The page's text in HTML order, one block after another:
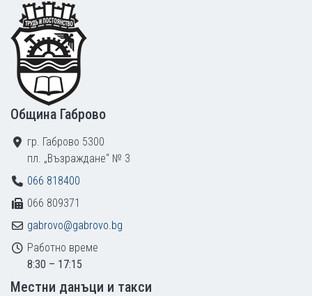
Footer
Община Габрово
гр. Габрово 5300
пл. „Възраждане“ № 3
066 818400
066 809371
gabrovo@gabrovo.bg
Работно време
8:30 – 17:15
Местни данъци и такси